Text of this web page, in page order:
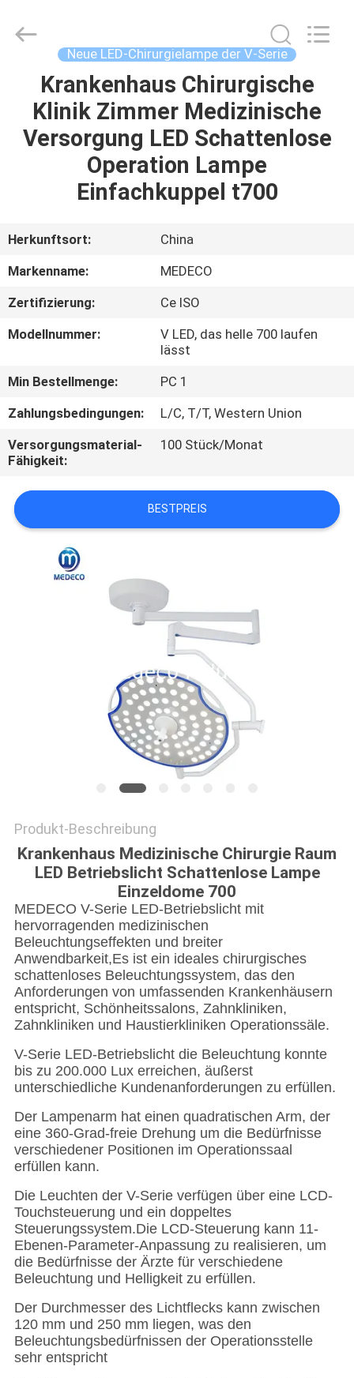
HAUS
PRODUKTE
FABRIK-
QUALITÄTSKONTROLLE
TRETEN
SIE
MIT
UNS
IN
VERBINDUNG
NACHRICHTEN
Neue LED-Chirurgielampe der V-Serie
Krankenhaus Chirurgische
Klinik Zimmer Medizinische
Versorgung LED Schattenlose
Operation Lampe
Einfachkuppel t700
Herkunftsort:
China
Markenname:
MEDECO
Zertifizierung:
Ce ISO
Modellnummer:
V LED, das helle 700 laufen
lässt
Min Bestellmenge:
PC 1
Zahlungsbedingungen:
L/C, T/T, Western Union
Versorgungsmaterial-
Fähigkeit:
100 Stück/Monat
BESTPREIS
Produkt-Beschreibung
Krankenhaus Medizinische Chirurgie Raum
LED Betriebslicht Schattenlose Lampe
Einzeldome 700
MEDECO V-Serie LED-Betriebslicht mit
hervorragenden medizinischen
Beleuchtungseffekten und breiter
Anwendbarkeit,Es ist ein ideales chirurgisches
schattenloses Beleuchtungssystem, das den
Anforderungen von umfassenden Krankenhäusern
entspricht, Schönheitssalons, Zahnkliniken,
Zahnkliniken und Haustierkliniken Operationssäle.
V-Serie LED-Betriebslicht die Beleuchtung konnte
bis zu 200.000 Lux erreichen, äußerst
unterschiedliche Kundenanforderungen zu erfüllen.
Der Lampenarm hat einen quadratischen Arm, der
eine 360-Grad-freie Drehung um die Bedürfnisse
verschiedener Positionen im Operationssaal
erfüllen kann.
Die Leuchten der V-Serie verfügen über eine LCD-
Touchsteuerung und ein doppeltes
Steuerungssystem.Die LCD-Steuerung kann 11-
Ebenen-Parameter-Anpassung zu realisieren, um
die Bedürfnisse der Ärzte für verschiedene
Beleuchtung und Helligkeit zu erfüllen.
Der Durchmesser des Lichtflecks kann zwischen
120 mm und 250 mm liegen, was den
Beleuchtungsbedürfnissen der Operationsstelle
sehr entspricht